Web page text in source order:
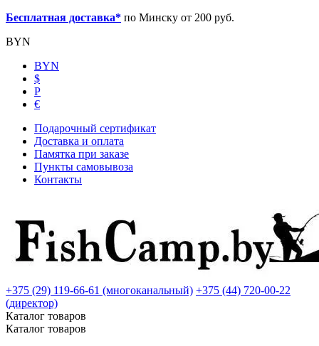
Бесплатная доставка* по Минску от 200 руб.
BYN
BYN
$
Р
€
Подарочный сертификат
Доставка и оплата
Памятка при заказе
Пункты самовывоза
Контакты
+375 (29) 119-66-61 (многоканальный) +375 (44) 720-00-22
(директор)
Каталог товаров
Каталог товаров